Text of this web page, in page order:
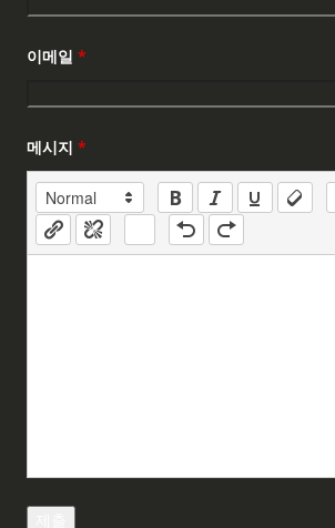
이메일 *
메시지 *